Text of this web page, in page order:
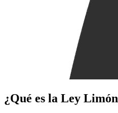
¿Qué es la Ley Limón